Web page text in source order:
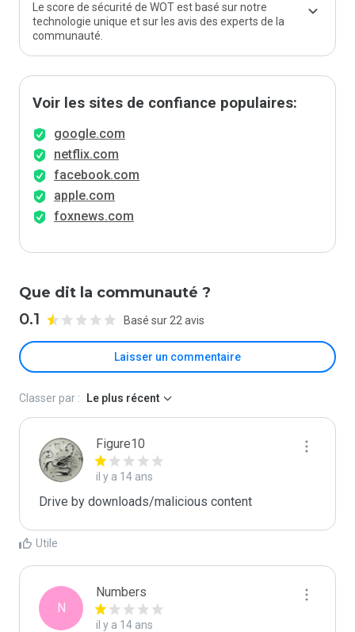
Le score de sécurité de WOT est basé sur notre
technologie unique et sur les avis des experts de la
communauté.
Voir les sites de confiance populaires:
google.com
netflix.com
facebook.com
apple.com
foxnews.com
Que dit la communauté ?
0.1 Basé sur 22 avis
Laisser un commentaire
Classer par : Le plus récent
Figure10
il y a 14 ans
Drive by downloads/malicious content
Utile
N
Numbers
il y a 14 ans